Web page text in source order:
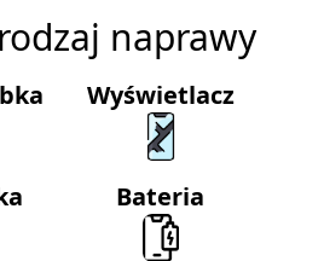
naprawy
Wyświetlacz
Bateria